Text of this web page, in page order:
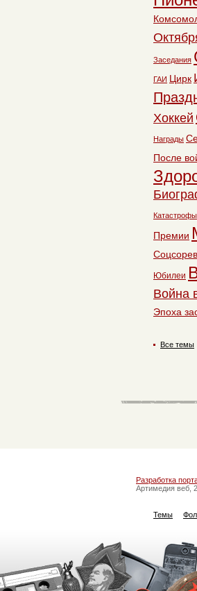
Заседания
ГАИ Цирк
Хоккей
Награды
После
Катастрофы
Премии
Юбилеи
Война
Эпоха
Все темы
Разработка
Артимедия веб,
Темы